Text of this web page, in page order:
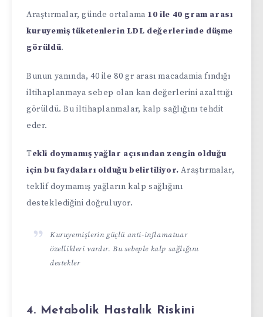
Araştırmalar, günde ortalama 10 ile 40 gram arası
kuruyemiş tüketenlerin LDL değerlerinde düşme
görüldü.
Bunun yanında, 40 ile 80 gr arası macadamia fındığı
iltihaplanmaya sebep olan kan değerlerini azalttığı
görüldü. Bu iltihaplanmalar, kalp sağlığını tehdit
eder.
Tekli doymamış yağlar açısından zengin olduğu
için bu faydaları olduğu belirtiliyor.Araştırmalar,
teklif doymamış yağların kalp sağlığını
desteklediğini doğruluyor.
Kuruyemişlerin güçlü anti-inflamatuar
özellikleri vardır. Bu sebeple kalp sağlığını
destekler
4. Metabolik Hastalık Riskini